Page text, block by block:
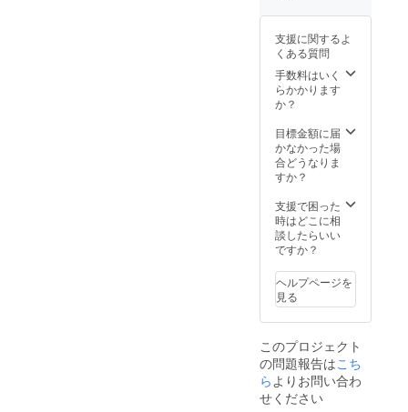
いて頂
構で
す。お
名前と
一緒に
頂きま
す。
になり
よろし
くお願
いいた
しま
す。 ご
りがと
ござい
ます。
支援に関するよ
くある質問
手数料はいく
らかかります
か？
目標金額に届
かなかった場
合どうなりま
すか？
支援で困った
時はどこに相
談したらいい
ですか？
ヘルプページを
見る
このプロジェクト
の問題報告はこち
ら よりお問い合わ
せください